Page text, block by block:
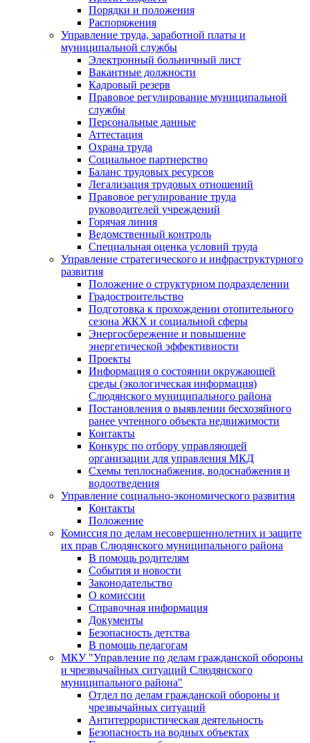
Порядки и положения
Распоряжения
Управление труда, заработной платы и
муниципальной службы
Электронный больничный лист
Вакантные должности
Кадровый резерв
Правовое регулирование муниципальной
службы
Персональные данные
Аттестация
Охрана труда
Социальное партнерство
Баланс трудовых ресурсов
Легализация трудовых отношений
Правовое регулирование труда
руководителей учреждений
Горячая линия
Ведомственный контроль
Специальная оценка условий труда
Управление стратегического и инфраструктурного
развития
Положение о структурном подразделении
Градостроительство
Подготовка к прохождении отопительного
сезона ЖКХ и социальной сферы
Энергосбережение и повышение
энергетической эффективности
Проекты
Информация о состоянии окружающей
среды (экологическая информация)
Слюдянского муниципального района
Постановления о выявлении бесхозяйного
ранее учтенного объекта недвижимости
Контакты
Конкурс по отбору управляющей
организации для управления МКД
Схемы теплоснабжения, водоснабжения и
водоотведения
Управление социально-экономического развития
Контакты
Положение
Комиссия по делам несовершеннолетних и защите
их прав Слюдянского муниципального района
В помощь родителям
События и новости
Законодательство
О комиссии
Справочная информация
Документы
Безопасность детства
В помощь педагогам
МКУ "Управление по делам гражданской обороны
и чрезвычайных ситуаций Слюдянского
муниципального района"
Отдел по делам гражданской обороны и
чрезвычайных ситуаций
Антитеррористическая деятельность
Безопасность на водных объектах